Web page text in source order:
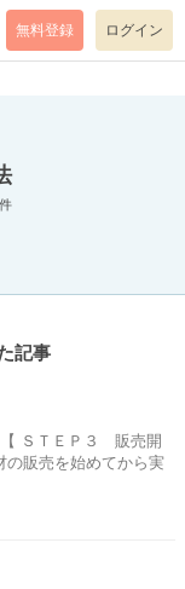
level=notice
無料登録 ログイン
記事
ＳＴＥＰ３ 販売開
の販売を始めてから実